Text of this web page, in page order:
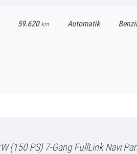
59.620 km Automatik
7-Gang FullLink Navi Parkassistent Notrad